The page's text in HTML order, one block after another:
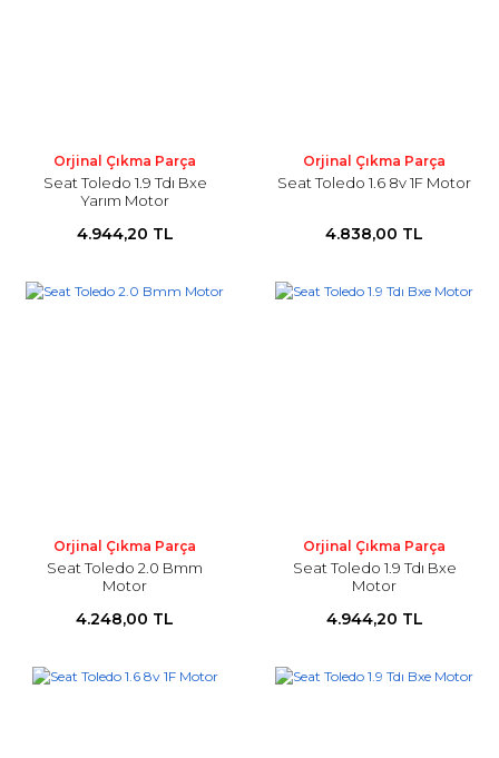
Orjinal Çıkma Parça
Seat Toledo 1.9 Tdı Bxe
Yarım Motor
4.944,20 TL
Orjinal Çıkma Parça
Seat Toledo 1.6 8v 1F Motor
4.838,00 TL
Orjinal Çıkma Parça
Seat Toledo 2.0 Bmm
Motor
4.248,00 TL
Orjinal Çıkma Parça
Seat Toledo 1.9 Tdı Bxe
Motor
4.944,20 TL